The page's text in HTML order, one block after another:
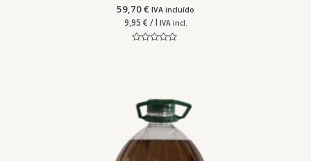
59,70€ IVA incluído
9,95 € / l IVA incl.